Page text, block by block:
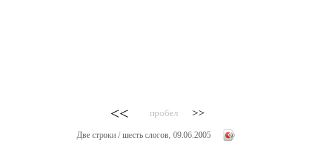
<< пробел >>
Две строки / шесть слогов, 09.06.2005